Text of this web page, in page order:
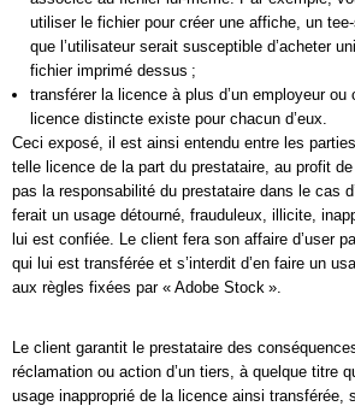
utiliser le fichier pour créer une affiche, un
que l’utilisateur serait susceptible d’acheter
fichier imprimé dessus ;
transférer la licence à plus d’un employeur
licence distincte existe pour chacun d’eux.
Ceci exposé, il est ainsi entendu entre les
telle licence de la part du prestataire, au profit de
pas la responsabilité du prestataire dans le cas
ferait un usage détourné, frauduleux, illicite,
lui est confiée. Le client fera son affaire d’user
qui lui est transférée et s’interdit d’en faire un
aux règles fixées par « Adobe Stock ».
Le client garantit le prestataire des
réclamation ou action d’un tiers, à quelque titre
usage inapproprié de la licence ainsi transférée,